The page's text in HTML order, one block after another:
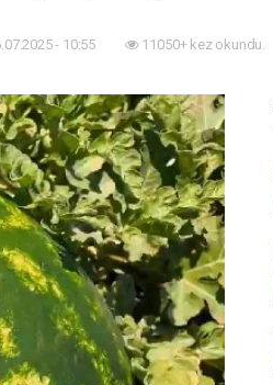
- 10:55 11050+ kez okundu.